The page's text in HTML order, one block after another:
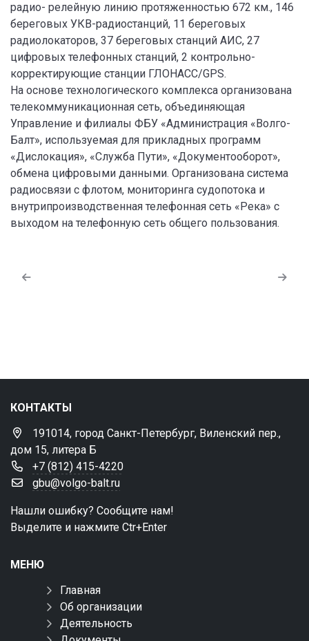
радио- релейную линию протяженностью 672 км., 146
береговых УКВ-радиостанций, 11 береговых
радиолокаторов, 37 береговых станций АИС, 27
цифровых телефонных станций, 2 контрольно-
корректирующие станции ГЛОНАСС/GPS.
На основе технологического комплекса организована
телекоммуникационная сеть, объединяющая
Управление и филиалы ФБУ «Администрация «Волго-
Балт», используемая для прикладных программ
«Дислокация», «Служба Пути», «Документооборот»,
обмена цифровыми данными. Организована система
радиосвязи с флотом, мониторинга судопотока и
внутрипроизводственная телефонная сеть «Река» с
выходом на телефонную сеть общего пользования.
КОНТАКТЫ
191014, город Санкт-Петербург, Виленский пер.,
дом 15, литера Б
+7 (812) 415-4220
gbu@volgo-balt.ru
Нашли ошибку? Сообщите нам!
Выделите и нажмите Ctr+Enter
МЕНЮ
Главная
Об организации
Деятельность